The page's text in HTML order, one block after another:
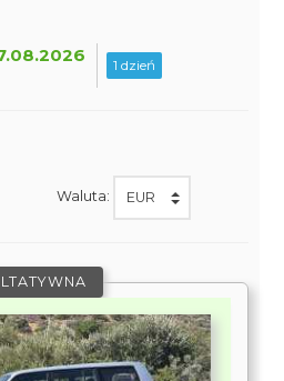
1 dzień
Waluta: